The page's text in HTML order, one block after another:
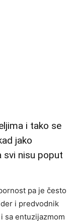
i tako se
jako
svi nisu poput
pa je često
i predvodnik
sa entuzijazmom